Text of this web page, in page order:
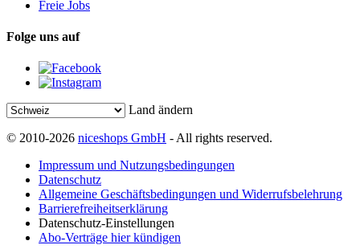
Freie Jobs
Folge uns auf
Land ändern
© 2010-2026 niceshops GmbH - All rights reserved.
Impressum und Nutzungsbedingungen
Datenschutz
Allgemeine Geschäftsbedingungen und Widerrufsbelehrung
Barrierefreiheitserklärung
Datenschutz-Einstellungen
Abo-Verträge hier kündigen